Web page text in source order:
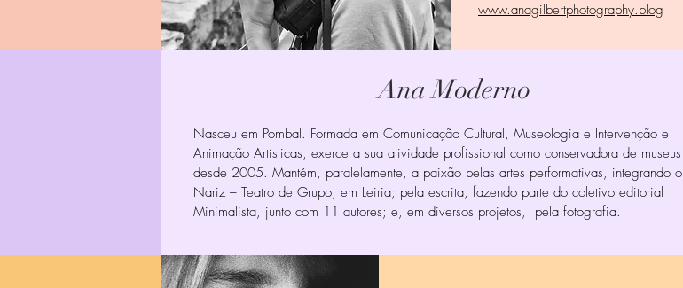
www.anagilbertphotography.blog
Ana Moderno
Nasceu em Pombal. Formada em Comunicação Cultural, Museologia e Intervenção e
Animação Artísticas, exerce a sua atividade profissional como conservadora de museus
desde 2005. Mantém, paralelamente, a paixão pelas artes performativas, integrando o
Nariz – Teatro de Grupo, em Leiria; pela escrita, fazendo parte do coletivo editorial
Minimalista, junto com 11 autores; e, em diversos projetos, pela fotografia.